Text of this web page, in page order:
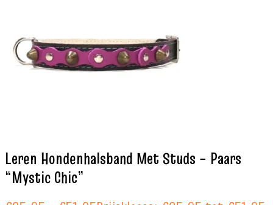
Leren Hondenhalsband Met Studs – Paars
“Mystic Chic”